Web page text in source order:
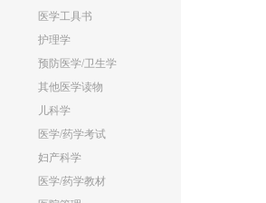
医学工具书
护理学
预防医学/卫生学
其他医学读物
儿科学
医学/药学考试
妇产科学
医学/药学教材